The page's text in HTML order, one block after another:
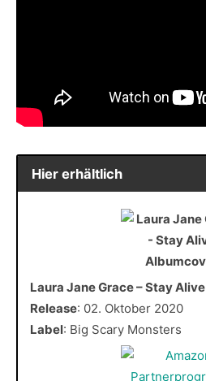
Hier erhältlich
Laura Jane Grace – Stay Alive
Release: 02. Oktober 2020
Label: Big Scary Monsters